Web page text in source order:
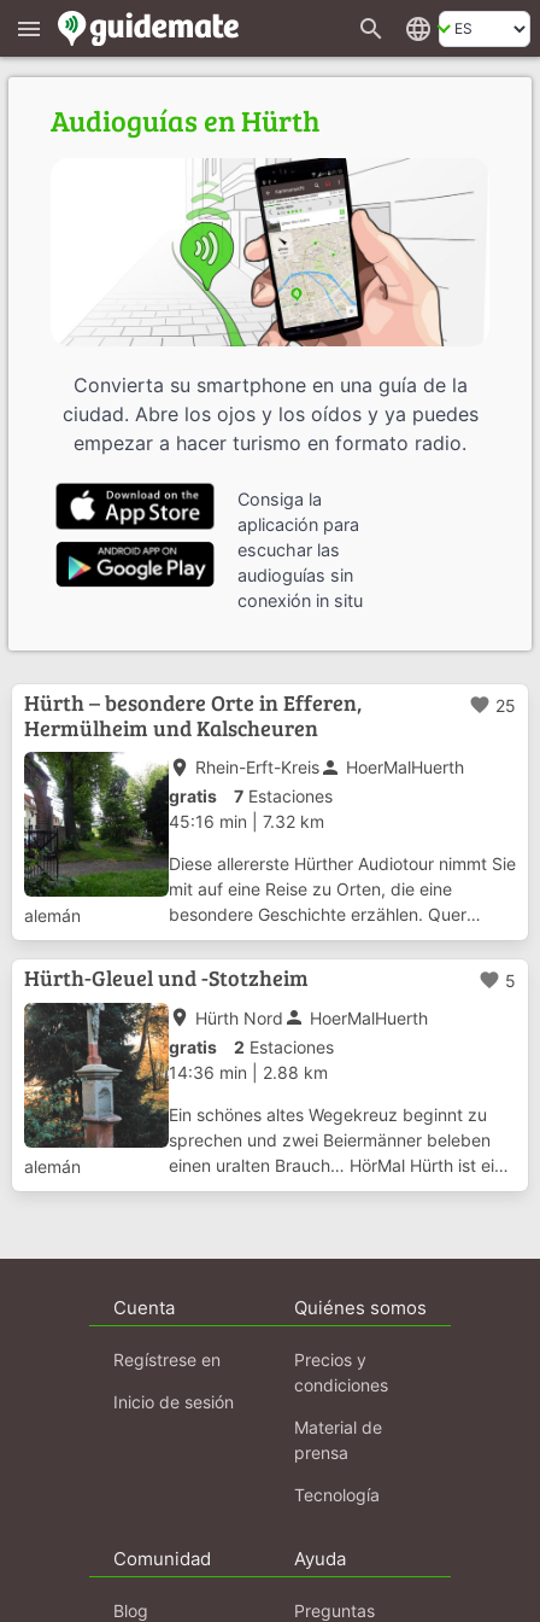
menu search language
Audioguías en Hürth
Convierta su smartphone en una guía de la
ciudad. Abre los ojos y los oídos y ya puedes
empezar a hacer turismo en formato radio.
Consiga la
aplicación para
escuchar las
audioguías sin
conexión in situ
Hürth – besondere Orte in Efferen,
Hermülheim und Kalscheuren
favorite 25
alemán
place Rhein-Erft-Kreisperson HoerMalHuerth
gratis
7 Estaciones
45:16 min
7.32 km
Diese allererste Hürther Audiotour nimmt Sie
mit auf eine Reise zu Orten, die eine
besondere Geschichte erzählen. Quer
durch die Jahrhunderte geht es anhand
unterschiedlicher Betrachtungsobjekte
durch die Ortsteile Efferen, Hermülheim und
Kalscheu...
Hürth-Gleuel und -Stotzheim favorite 5
alemán
place Hürth Nord person HoerMalHuerth
gratis
2 Estaciones
14:36 min
2.88 km
Ein schönes altes Wegekreuz beginnt zu
sprechen und zwei Beiermänner beleben
einen uralten Brauch… HörMal Hürth ist ein
Kooperationsprojekt der Unteren
Cuenta
Regístrese en
Inicio de sesión
Quiénes somos
Precios y
condiciones
Material de
prensa
Tecnología
Comunidad
Blog
Ayuda
Preguntas